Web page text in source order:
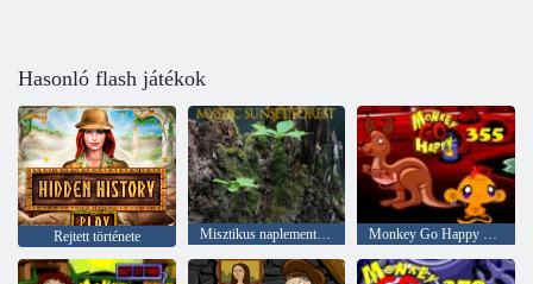
Hasonló flash játékok
Rejtett története Misztikus naplemente erdő Monkey Go Happy Stage 355